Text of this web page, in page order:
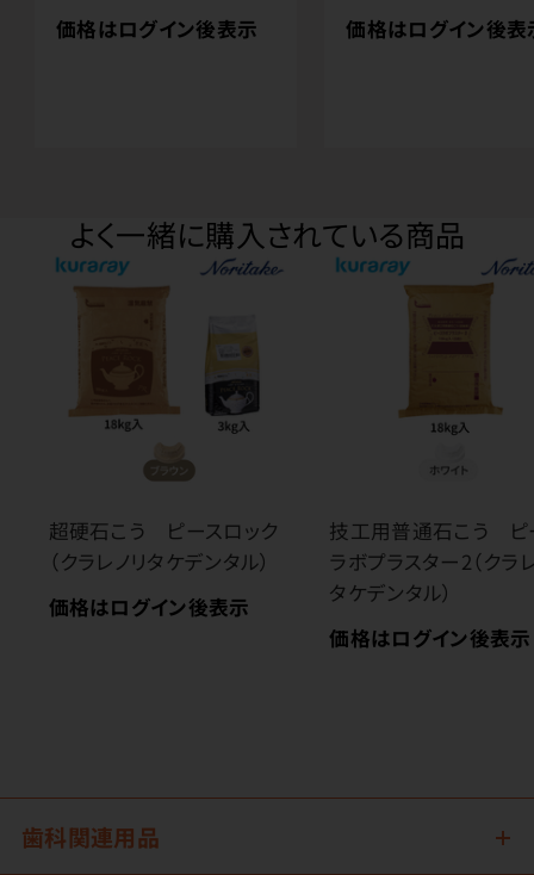
価格はログイン後表示
価格はログイン後表
よく一緒に購入されている商品
超硬石こう ピースロック
（クラレノリタケデンタル）
価格はログイン後表示
技工用普通石こう ピ
ラボプラスター2（クラ
タケデンタル）
価格はログイン後表示
歯科関連用品